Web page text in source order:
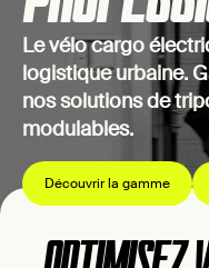
Le vélo cargo
logistique urbaine.
nos solutions de
modulables.
Découvrir la gamme